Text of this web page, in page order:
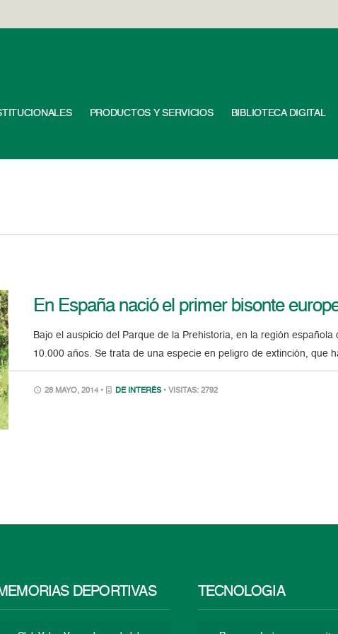
PRODUCTOS Y SERVICIOS BIBLIOTECA DIGITAL
En España nació el primer bisonte
Bajo el auspicio del Parque de la Prehistoria, en la región
10.000 años. Se trata de una especie en peligro de extinción, que
28 MAYO, 2014 • DE INTERÉS • VISITAS: 2792
DEPORTIVAS TECNOLOGÍA